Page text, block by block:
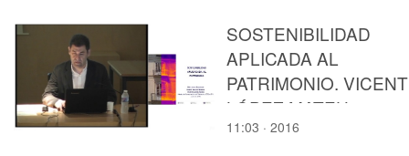
SOSTENIBILIDAD
APLICADA AL
PATRIMONIO.
LÓPEZ MATEU
11:03 · 2016